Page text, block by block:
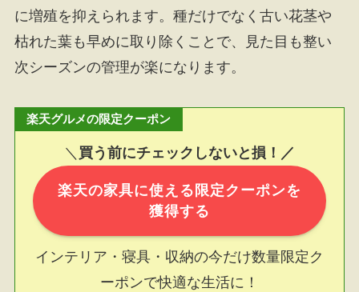
に増殖を抑えられます。種だけでなく古い花茎や
枯れた葉も早めに取り除くことで、見た目も整い
次シーズンの管理が楽になります。
楽天グルメの限定クーポン
＼ 買う前にチェックしないと損！／
楽天の家具に使える限定クーポンを
獲得する
インテリア・寝具・収納の今だけ数量限定ク
ーポンで快適な生活に！